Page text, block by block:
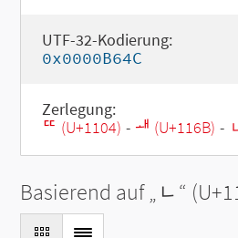
UTF-32-Kodierung:
0x0000B64C
Zerlegung:
ᄄ (U+1104) - ᅫ (U+116B) -
Basierend auf „ ᆫ“